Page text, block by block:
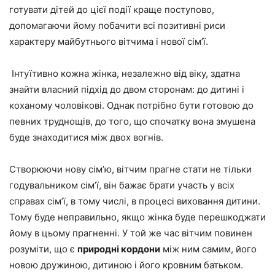
готувати дітей до цієї події краще поступово,
допомагаючи йому побачити всі позитивні риси
характеру майбутнього вітчима і нової сім’ї.
Інтуїтивно кожна жінка, незалежно від віку, здатна
знайти власний підхід до двом сторонам: до дитині і
коханому чоловікові. Однак потрібно бути готовою до
певних труднощів, до того, що спочатку вона змушена
буде знаходитися між двох вогнів.
Створюючи нову сім’ю, вітчим прагне стати не тільки
годувальником сім’ї, він бажає брати участь у всіх
справах сім’ї, в тому числі, в процесі виховання дитини.
Тому буде неправильно, якщо жінка буде перешкоджати
йому в цьому прагненні. У той же час вітчим повинен
розуміти, що є природні кордони між ним самим, його
новою дружиною, дитиною і його кровним батьком.